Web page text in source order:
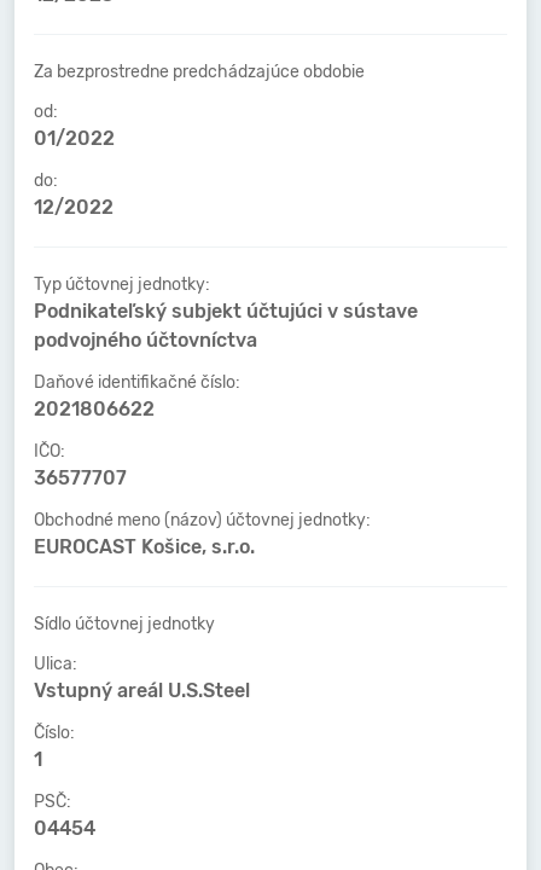
Za bezprostredne predchádzajúce obdobie
od:
01/2022
do:
12/2022
Typ účtovnej jednotky:
Podnikateľský subjekt účtujúci v sústave
podvojného účtovníctva
Daňové identifikačné číslo:
2021806622
IČO:
36577707
Obchodné meno (názov) účtovnej jednotky:
EUROCAST Košice, s.r.o.
Sídlo účtovnej jednotky
Ulica:
Vstupný areál U.S.Steel
Číslo:
1
PSČ:
04454